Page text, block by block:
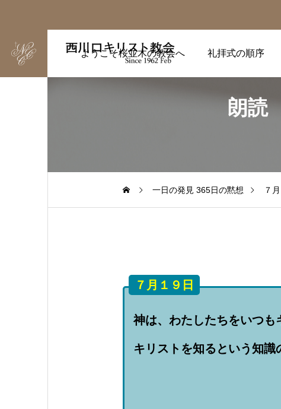
ようこそ桜並木の教会へ 礼拝式の順序
朗読
一日の発見 365日の黙想 ７月
７月１９日
神は、わたしたちをいつも
キリストを知るという知